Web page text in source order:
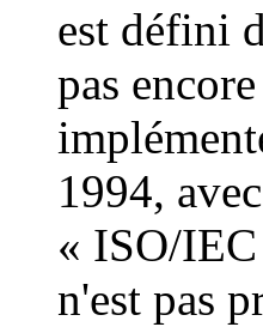
est défini
pas
1994,
« ISO/
n'est pas